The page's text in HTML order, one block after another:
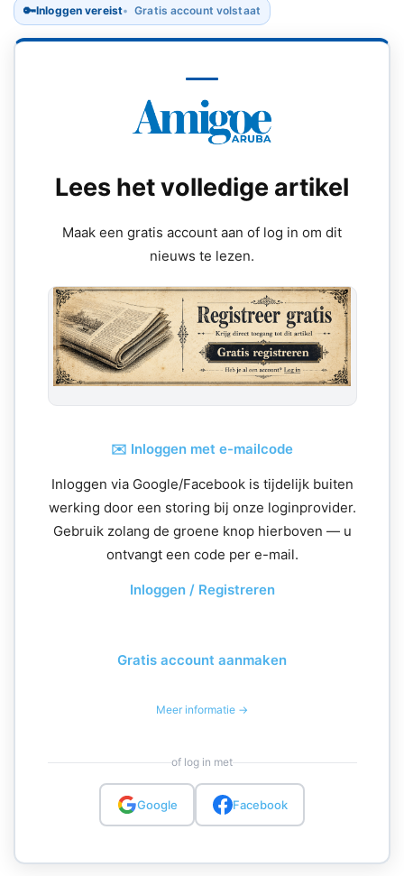
schoonmaak in de openbare ruimte, maar ook voor het
schoonmaken van privéterreinen met gebruik van publieke
🔑Inloggen vereist Gratis account volstaat
Lees het volledige artikel
Maak een gratis account aan of log in om dit
nieuws te lezen.
✉️ Inloggen met e-mailcode
Inloggen via Google/Facebook is tijdelijk buiten
werking door een storing bij onze loginprovider.
Gebruik zolang de groene knop hierboven — u
ontvangt een code per e-mail.
Inloggen / Registreren
Gratis account aanmaken
Meer informatie →
of log in met
Google Facebook